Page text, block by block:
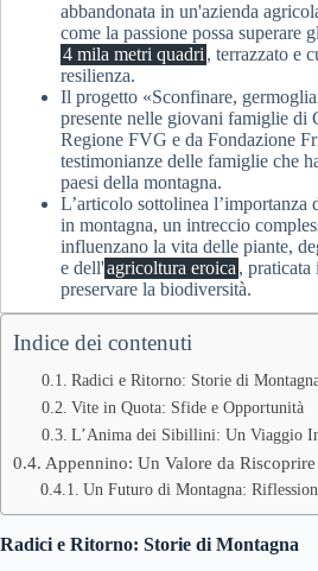
abbandonata in un'azienda
come la passione possa superare
4 mila metri quadri , terrazzato e
resilienza.
Il progetto «Sconfinare,
presente nelle giovani famiglie di
Regione FVG e da Fondazione
testimonianze delle famiglie che
paesi della montagna.
L’articolo sottolinea l’importanza
in montagna, un intreccio
influenzano la vita delle piante,
e dell'agricoltura eroica , praticata
preservare la biodiversità.
Indice dei contenuti
Radici e Ritorno: Storie di
Vite in Quota: Sfide e Opportunità
L’Anima dei Sibillini: Un Viaggio
Appennino: Un Valore da Riscoprire
Un Futuro di Montagna:
Radici e Ritorno: Storie di Montagna